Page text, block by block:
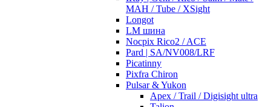
MAH / Tube / XSight
Longot
LM шина
Nocpix Rico2 / ACE
Pard | SA/NV008/LRF
Picatinny
Pixfra Chiron
Pulsar & Yukon
Apex / Trail / Digisight ultra